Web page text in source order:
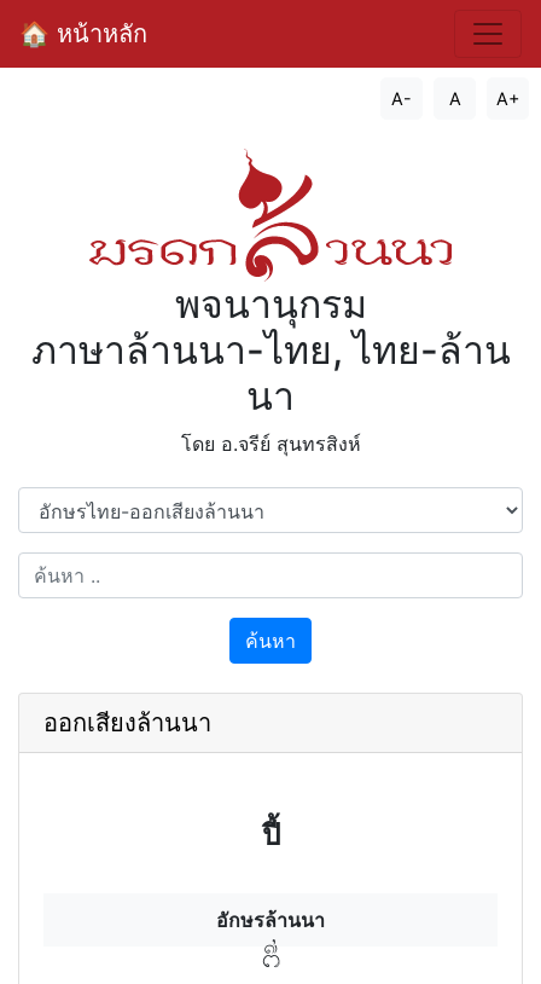
🏠 หน้าหลัก
A- A A+
พจนานุกรม
ภาษาล้านนา-ไทย, ไทย-ล้าน
นา
โดย อ.จรีย์​ สุนทรสิงห์
ค้นหา
ออกเสียงล้านนา
ปี้
อักษรล้านนา
พี่